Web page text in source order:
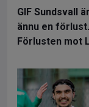
GIF Sundsvall
ännu en förlust.
Förlusten mot